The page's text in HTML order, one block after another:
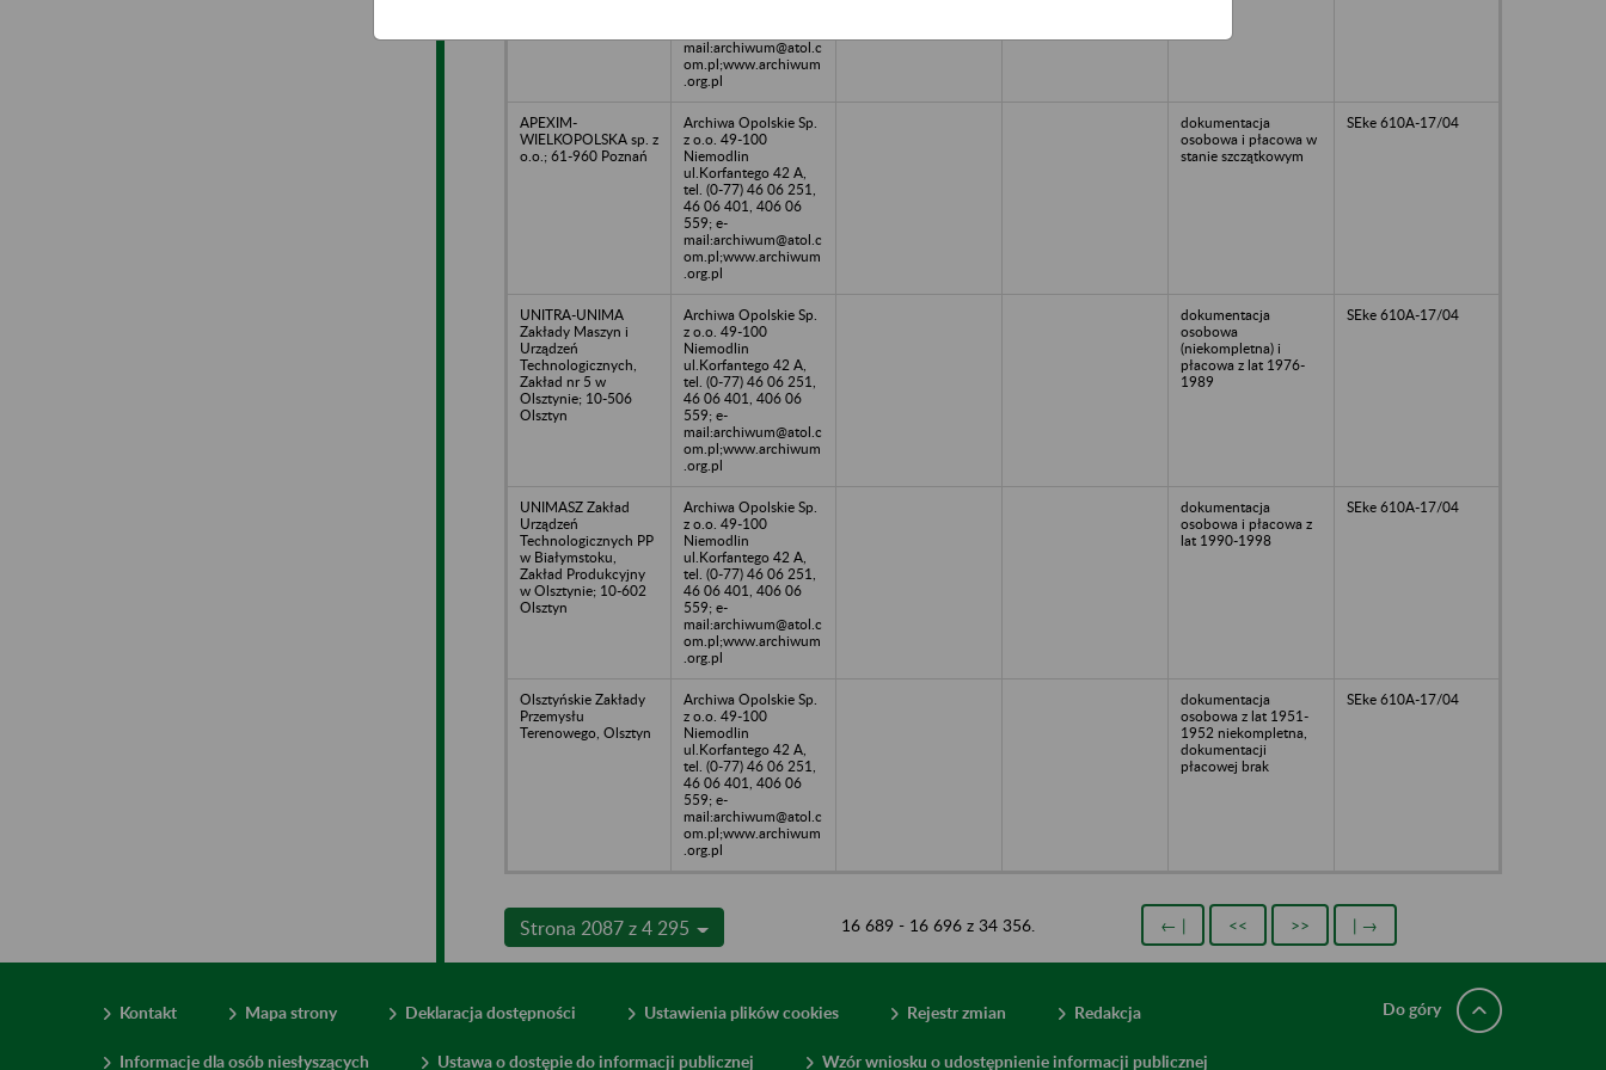
mail:archiwum@atol.c
om.pl;www.archiwum
.org.pl
APEXIM-
WIELKOPOLSKA sp. z
o.o.; 61-960 Poznań
Archiwa Opolskie Sp.
z o.o. 49-100
Niemodlin
ul.Korfantego 42 A,
tel. (0-77) 46 06 251,
46 06 401, 406 06
559; e-
mail:archiwum@atol.c
om.pl;www.archiwum
.org.pl
dokumentacja
osobowa i płacowa w
stanie szczątkowym
SEke 610A-17/04
UNITRA-UNIMA
Zakłady Maszyn i
Urządzeń
Technologicznych,
Zakład nr 5 w
Olsztynie; 10-506
Olsztyn
Archiwa Opolskie Sp.
z o.o. 49-100
Niemodlin
ul.Korfantego 42 A,
tel. (0-77) 46 06 251,
46 06 401, 406 06
559; e-
mail:archiwum@atol.c
om.pl;www.archiwum
.org.pl
dokumentacja
osobowa
(niekompletna) i
płacowa z lat 1976-
1989
SEke 610A-17/04
UNIMASZ Zakład
Urządzeń
Technologicznych PP
w Białymstoku,
Zakład Produkcyjny
w Olsztynie; 10-602
Olsztyn
Archiwa Opolskie Sp.
z o.o. 49-100
Niemodlin
ul.Korfantego 42 A,
tel. (0-77) 46 06 251,
46 06 401, 406 06
559; e-
mail:archiwum@atol.c
om.pl;www.archiwum
.org.pl
dokumentacja
osobowa i płacowa z
lat 1990-1998
SEke 610A-17/04
Olsztyńskie Zakłady
Przemysłu
Terenowego, Olsztyn
Archiwa Opolskie Sp.
z o.o. 49-100
Niemodlin
ul.Korfantego 42 A,
tel. (0-77) 46 06 251,
46 06 401, 406 06
559; e-
mail:archiwum@atol.c
om.pl;www.archiwum
.org.pl
dokumentacja
osobowa z lat 1951-
1952 niekompletna,
dokumentacji
płacowej brak
SEke 610A-17/04
Strona 2087 z 4 295 16 689 - 16 696 z 34 356. ← | << >> | →
Kontakt Mapa strony Deklaracja dostępności Ustawienia plików cookies Rejestr zmian Redakcja
Informacje dla osób niesłyszących Ustawa o dostępie do informacji publicznej Wzór wniosku o udostępnienie informacji publicznej
Do góry